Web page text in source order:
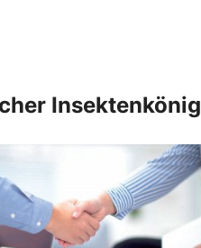
Insektenkönig